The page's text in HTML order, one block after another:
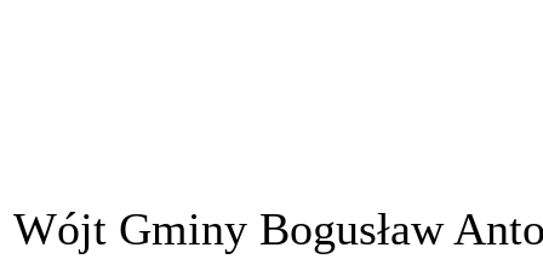
Wójt Gminy Bogusław